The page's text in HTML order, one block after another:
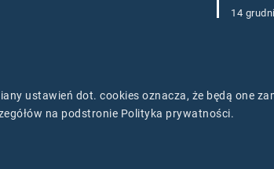
14
ustawień dot. cookies oznacza, że będą one
na podstronie Polityka prywatności.